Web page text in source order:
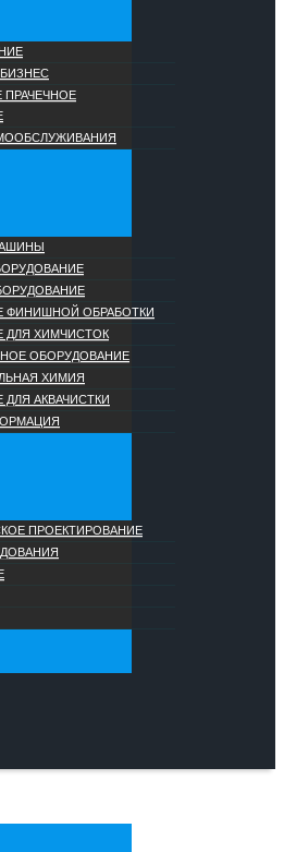
ПРАЧЕЧНОЕ
ФИНИШНОЙ ОБРАБОТКИ
ДЛЯ ХИМЧИСТОК
ОБОРУДОВАНИЕ
ХИМИЯ
АКВАЧИСТКИ
ПРОЕКТИРОВАНИЕ